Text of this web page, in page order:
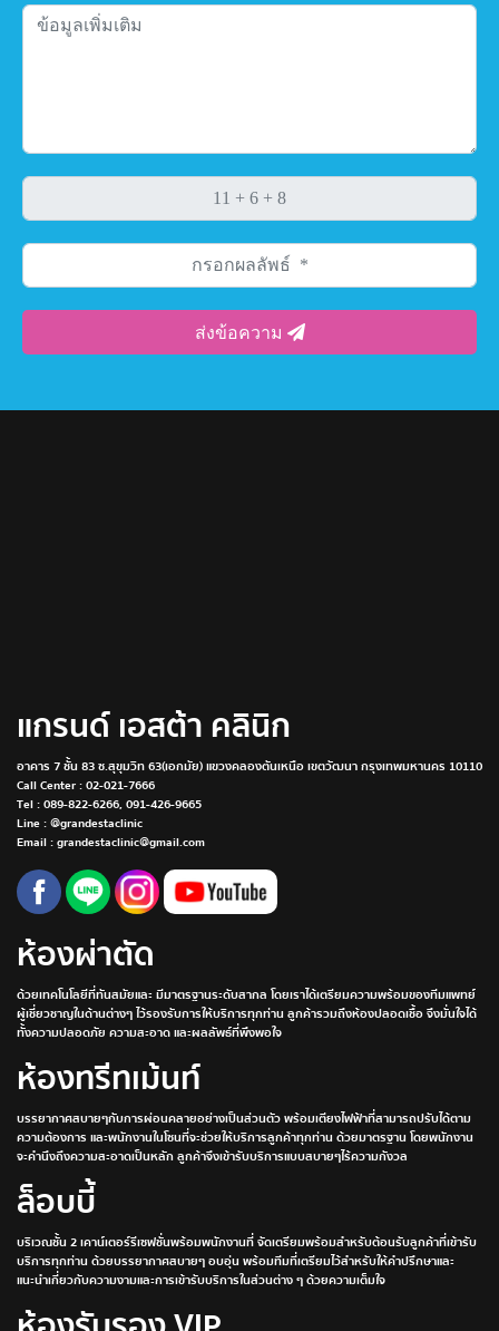
ส่งข้อความ
แกรนด์ เอสต้า คลินิก
อาคาร 7 ชั้น 83 ซ.สุขุมวิท 63(เอกมัย) แขวงคลองตันเหนือ เขตวัฒนา กรุงเทพมหานคร 10110
Call Center :02-021-7666
Tel :089-822-6266,091-426-9665
Line : @grandestaclinic
Email : grandestaclinic@gmail.com
ห้องผ่าตัด
ด้วยเทคโนโลยีที่ทันสมัยและ มีมาตรฐานระดับสากล โดยเราได้เตรียมความพร้อมของทีมแพทย์
ผู้เชี่ยวชาญในด้านต่างๆ ไว้รองรับการให้บริการทุกท่าน ลูกค้ารวมถึงห้องปลอดเชื้อ จึงมั่นใจได้
ทั้งความปลอดภัย ความสะอาด และผลลัพธ์ที่พึงพอใจ
ห้องทรีทเม้นท์
บรรยากาศสบายๆกับการผ่อนคลายอย่างเป็นส่วนตัว พร้อมเตียงไฟฟ้าที่สามารถปรับได้ตาม
ความต้องการ และพนักงานในโซนที่จะช่วยให้บริการลูกค้าทุกท่าน ด้วยมาตรฐาน โดยพนักงาน
จะคำนึงถึงความสะอาดเป็นหลัก ลูกค้าจึงเข้ารับบริการแบบสบายๆไร้ความกังวล
ล็อบบี้
บริเวณชั้น 2 เคาน์เตอร์รีเซฟชั่นพร้อมพนักงานที่ จัดเตรียมพร้อมสำหรับต้อนรับลูกค้าที่เข้ารับ
บริการทุกท่าน ด้วยบรรยากาศสบายๆ อบอุ่น พร้อมทีมที่เตรียมไว้สำหรับให้คำปรึกษาและ
แนะนำเกี่ยวกับความงามและการเข้ารับบริการในส่วนต่าง ๆ ด้วยความเต็มใจ